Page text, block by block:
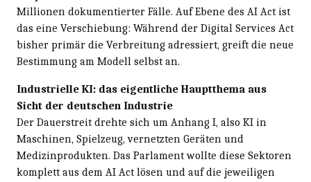
Millionen dokumentierter Fälle. Auf Ebene des AI Act ist
das eine Verschiebung: Während der Digital Services Act
bisher primär die Verbreitung adressiert, greift die neue
Bestimmung am Modell selbst an.
Industrielle KI: das eigentliche Hauptthema aus
Sicht der deutschen Industrie
Der Dauerstreit drehte sich um Anhang I, also KI in
Maschinen, Spielzeug, vernetzten Geräten und
Medizinprodukten. Das Parlament wollte diese Sektoren
komplett aus dem AI Act lösen und auf die jeweiligen